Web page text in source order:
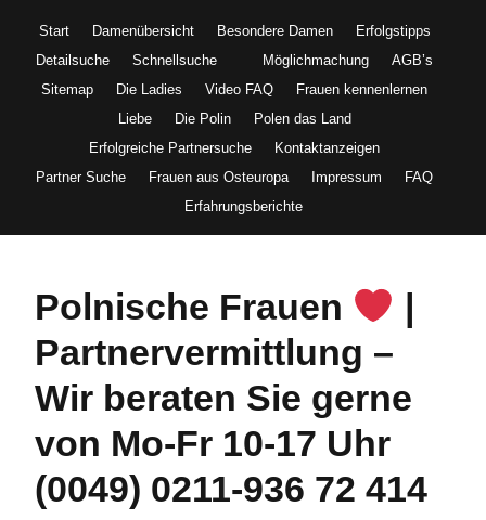
Start Damenübersicht Besondere Damen
Erfolgstipps
Detailsuche
Schnellsuche Möglichmachung
AGB’s
Sitemap
Die Ladies Video FAQ
Frauen kennenlernen
Liebe
Die Polin
Polen das Land
Erfolgreiche Partnersuche
Kontaktanzeigen
Partner Suche
Frauen aus Osteuropa Impressum
FAQ
Erfahrungsberichte
Polnische Frauen
|
Partnervermittlung –
Wir beraten Sie gerne
von Mo-Fr 10-17 Uhr
(0049) 0211-936 72 414